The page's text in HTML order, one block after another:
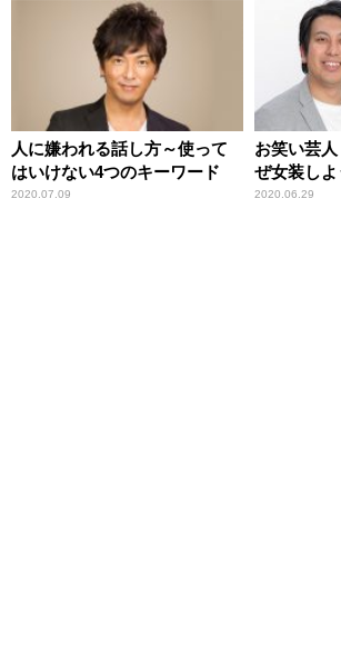
人に嫌われる話し方～使って
はいけない4つのキーワード
2020.07.09
お笑い芸
ぜ女装し
2020.06.29